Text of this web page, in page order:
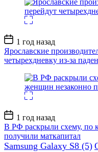
Дата
записи
1 год назад
Ярославские
четырехдневку из-за
Дата
записи
1 год назад
В РФ раскрыли схему, по
получили маткапитал
Samsung Galaxy S8 (5)